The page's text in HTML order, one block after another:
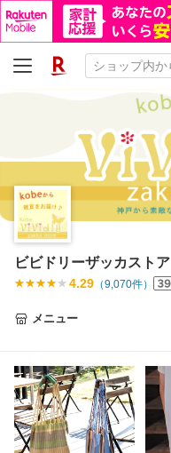
ビビドリーザッカストア
4.29 （9,070件）
メニュー